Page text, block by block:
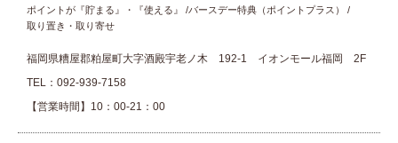
ポイントが『貯まる』・『使える』
バースデー特典（ポイントプラス）
取り置き・取り寄せ
福岡県糟屋郡粕屋町大字酒殿宇老ノ木 192-1 イオンモール福岡 2F
TEL： 092-939-7158
【営業時間】10：00-21：00